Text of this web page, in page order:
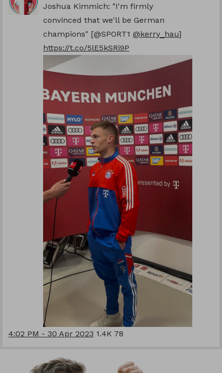
Joshua Kimmich: "I'm firmly
convinced that we'll be German
champions" [@SPORT1 @kerry_hau]
https://t.co/5lE5kSRi9P
4:02 PM - 30 Apr 2023 1.4K 78